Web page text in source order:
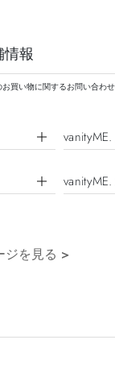
情報
買い物に関するお問い合わせ
ジを見る >